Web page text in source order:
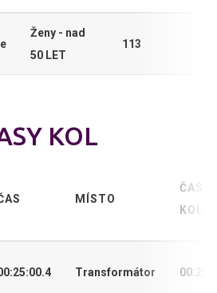
Ženy - nad
50 LET
113
KOL
MÍSTO
ČAS
KOLA
Transformátor